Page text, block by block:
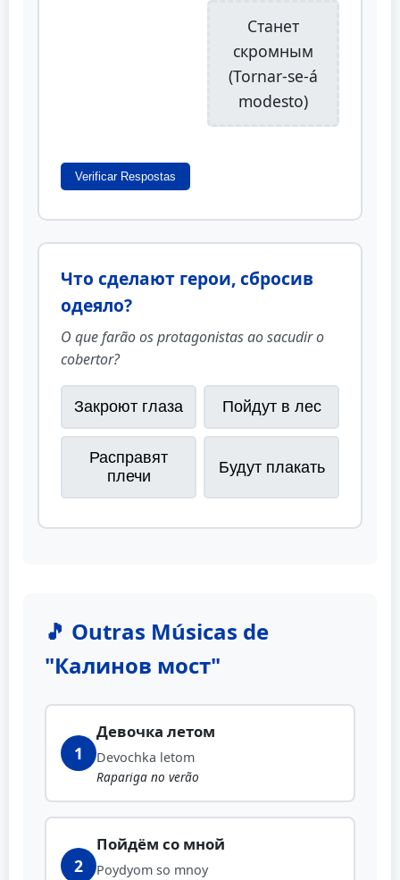
Станет
скромным
(Tornar-se-á
modesto)
Verificar Respostas
Что сделают герои, сбросив
одеяло?
O que farão os protagonistas ao sacudir o
cobertor?
Закроют глаза Пойдут в лес
Расправят
плечи
Будут плакать
🎵 Outras Músicas de
"Калинов мост"
1
Девочка летом
Devochka letom
Rapariga no verão
2
Пойдём со мной
Poydyom so mnoy